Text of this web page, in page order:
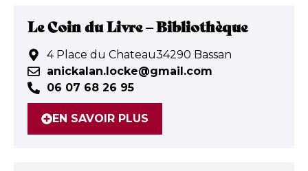
Le Coin du Livre – Bibliothèque
4 Place du Chateau34290 Bassan
anickalan.locke@gmail.com
06 07 68 26 95
EN SAVOIR PLUS